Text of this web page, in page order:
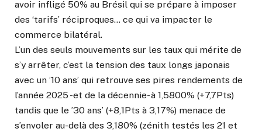
avoir infligé 50% au Brésil qui se prépare à imposer
des ‘tarifs’ réciproques… ce qui va impacter le
commerce bilatéral.
L’un des seuls mouvements sur les taux qui mérite de
s’y arrêter, c’est la tension des taux longs japonais
avec un ’10 ans’ qui retrouve ses pires rendements de
l’année 2025 -et de la décennie- à 1,5800% (+7,7Pts)
tandis que le ’30 ans’ (+8,1Pts à 3,17%) menace de
s’envoler au-delà des 3,180% (zénith testés les 21 et